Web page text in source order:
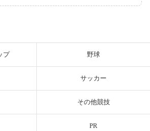
プ 野球
サッカー
その他競技
PR